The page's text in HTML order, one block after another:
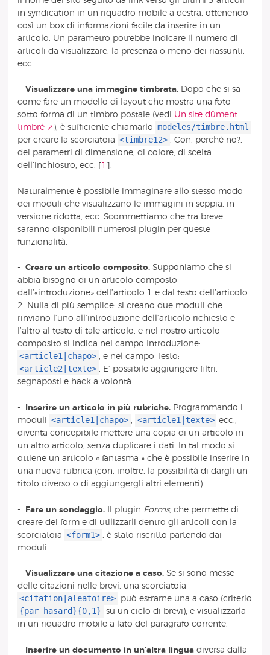
in syndication in un riquadro mobile a destra, ottenendo
così un box di informazioni facile da inserire in un
articolo. Un parametro potrebbe indicare il numero di
articoli da visualizzare, la presenza o meno dei riassunti,
ecc.
- Visualizzare una immagine timbrata.Dopo che si sa
come fare un modello di layout che mostra una foto
sotto forma di un timbro postale (vedi Un site dûment
timbré
), è sufficiente chiamarlo modeles/timbre.html
per creare la scorciatoia <timbre12> . Con, perché no?,
dei parametri di dimensione, di colore, di scelta
dell’inchiostro, ecc. [1 ].
Naturalmente è possibile immaginare allo stesso modo
dei moduli che visualizzano le immagini in seppia, in
versione ridotta, ecc. Scommettiamo che tra breve
saranno disponibili numerosi plugin per queste
funzionalità.
- Creare un articolo composito.Supponiamo che si
abbia bisogno di un articolo composto
dall’«introduzione» dell’articolo 1 e dal testo dell’articolo
2. Nulla di più semplice: si creano due moduli che
rinviano l’uno all’introduzione dell’articolo richiesto e
l’altro al testo di tale articolo, e nel nostro articolo
composito si indica nel campo Introduzione:
<article1|chapo> , e nel campo Testo:
<article2|texte> . E’ possibile aggiungere filtri,
segnaposti e hack a volontà...
- Inserire un articolo in più rubriche.Programmando i
moduli <article1|chapo> <article1|texte> ecc.,
diventa concepibile mettere una copia di un articolo in
un altro articolo, senza duplicare i dati. In tal modo si
ottiene un articolo « fantasma » che è possibile inserire in
una nuova rubrica (con, inoltre, la possibilità di dargli un
titolo diverso o di aggiungergli altri elementi).
- Fare un sondaggio.Il plugin Forms, che permette di
creare dei form e di utilizzarli dentro gli articoli con la
scorciatoia <form1>
, è stato riscritto partendo dai
moduli.
- Visualizzare una citazione a caso.Se si sono messe
delle citazioni nelle brevi, una scorciatoia
<citation|aleatoire> può estrarne una a caso (criterio
{par hasard}{0,1} su un ciclo di brevi), e visualizzarla
in un riquadro mobile a lato del paragrafo corrente.
- Inserire un documento in un’altra linguadiversa dalla